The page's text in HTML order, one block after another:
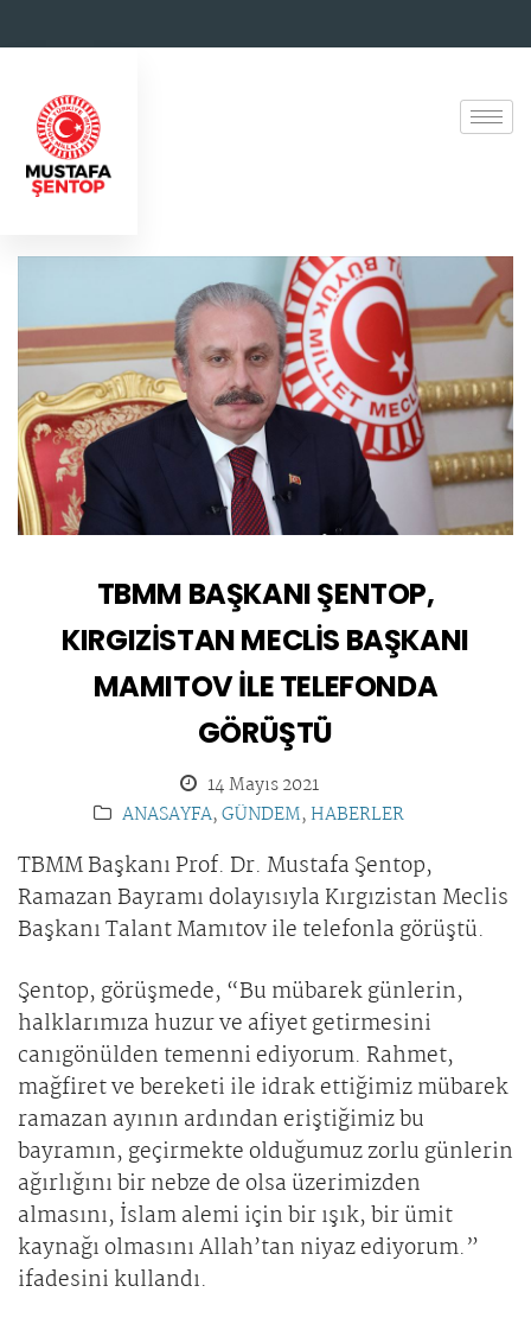
TBMM BAŞKANI ŞENTOP,
KIRGIZİSTAN MECLİS BAŞKANI
MAMITOV İLE TELEFONDA
GÖRÜŞTÜ
14 Mayıs 2021
ANASAYFA,GÜNDEM,HABERLER
TBMM Başkanı Prof. Dr. Mustafa Şentop,
Ramazan Bayramı dolayısıyla Kırgızistan Meclis
Başkanı Talant Mamıtov ile telefonla görüştü.
Şentop, görüşmede, “Bu mübarek günlerin,
halklarımıza huzur ve afiyet getirmesini
canıgönülden temenni ediyorum. Rahmet,
mağfiret ve bereketi ile idrak ettiğimiz mübarek
ramazan ayının ardından eriştiğimiz bu
bayramın, geçirmekte olduğumuz zorlu günlerin
ağırlığını bir nebze de olsa üzerimizden
almasını, İslam alemi için bir ışık, bir ümit
kaynağı olmasını Allah’tan niyaz ediyorum.”
ifadesini kullandı.